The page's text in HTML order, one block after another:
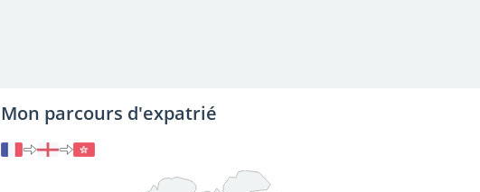
Mon parcours d'expatrié